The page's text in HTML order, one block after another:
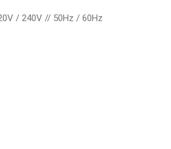
/ 240V // 50Hz / 60Hz